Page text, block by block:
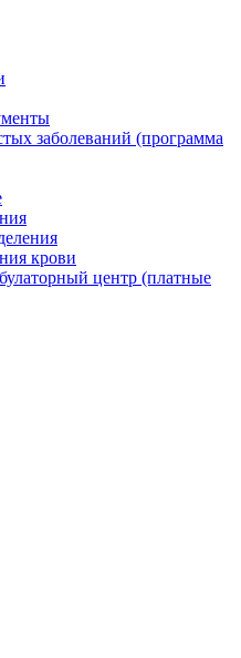
заболеваний (программа
крови
центр (платные